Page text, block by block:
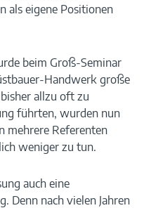
als eigene Positionen
beim Groß-Seminar
Handwerk große
allzu oft zu
führten, wurden nun
mehrere Referenten
weniger zu tun.
auch eine
Denn nach vielen Jahren